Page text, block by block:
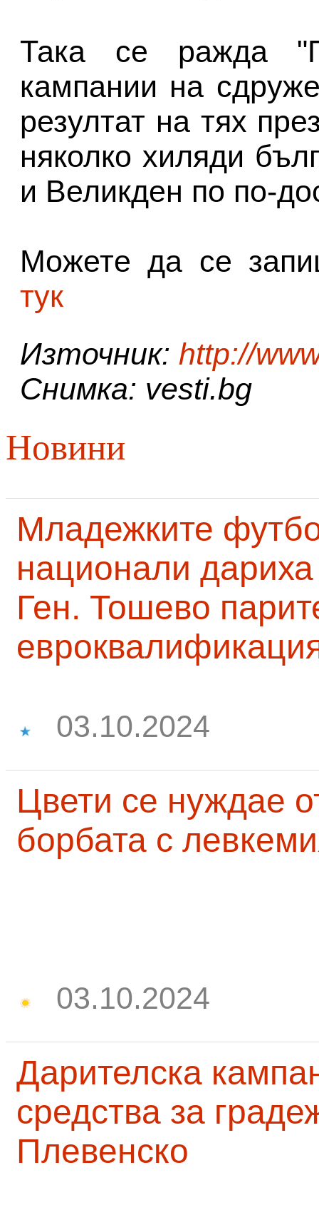
Така се ражда
кампании на
резултат на тях
няколко хиляди
и Великден по по-
Можете да се
тук
Източник: http://
Снимка: vesti.bg
Новини
Младежките
национали
Ген. Тошево
03.10.2024
Цвети се нуждае
борбата с
03.10.2024
Дарителска
средства за
Плевенско